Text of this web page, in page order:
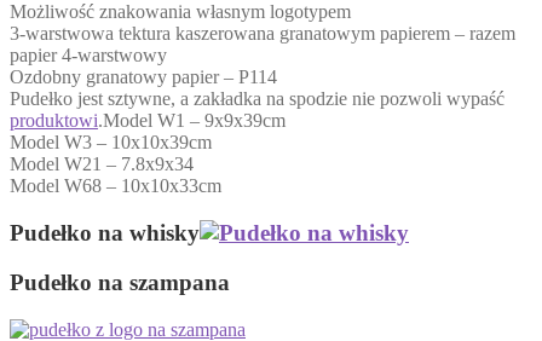
Możliwość znakowania własnym logotypem
3-warstwowa tektura kaszerowana granatowym papierem – razem
papier 4-warstwowy
Ozdobny granatowy papier – P114
Pudełko jest sztywne, a zakładka na spodzie nie pozwoli wypaść
produktowi.Model W1 – 9x9x39cm
Model W3 – 10x10x39cm
Model W21 – 7.8x9x34
Model W68 – 10x10x33cm
Pudełko na whisky
Pudełko na szampana